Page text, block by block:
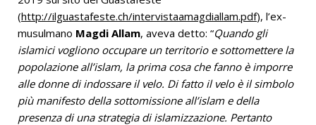
(http://ilguastafeste.ch/intervistaamagdiallam.pdf), l’ex-
musulmano Magdi Allam, aveva detto: “Quando gli
islamici vogliono occupare un territorio e sottomettere la
popolazione all’islam, la prima cosa che fanno è imporre
alle donne di indossare il velo. Di fatto il velo è il simbolo
più manifesto della sottomissione all’islam e della
presenza di una strategia di islamizzazione. Pertanto